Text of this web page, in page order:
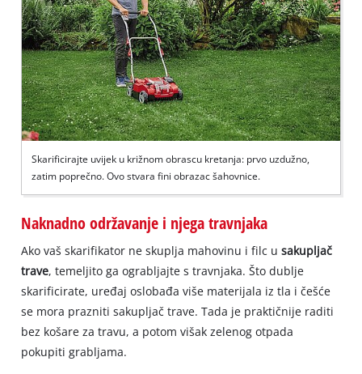
Skarificirajte uvijek u križnom obrascu kretanja: prvo uzdužno,
zatim poprečno. Ovo stvara fini obrazac šahovnice.
Naknadno održavanje i njega travnjaka
Ako vaš skarifikator ne skuplja mahovinu i filc usakupljač
trave, temeljito ga ograbljajte s travnjaka. Što dublje
skarificirate, uređaj oslobađa više materijala iz tla i češće
se mora prazniti sakupljač trave. Tada je praktičnije raditi
bez košare za travu, a potom višak zelenog otpada
pokupiti grabljama.